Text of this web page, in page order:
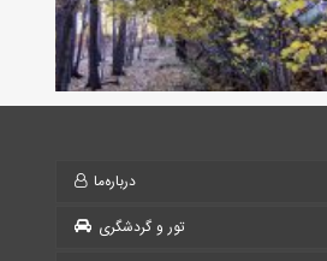
درباره‌ما
تور و گردشگری